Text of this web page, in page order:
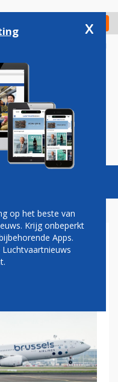
Check in
Vacatures
VLIEGT
AFRIKA
x
op het beste van
Krijg onbeperkt
Apps.